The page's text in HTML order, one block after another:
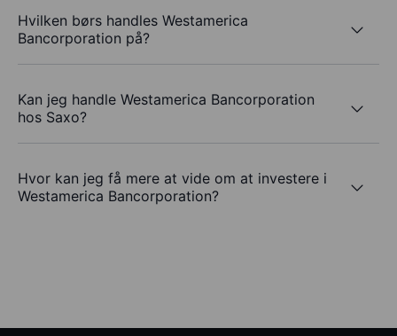
Hvilken børs handles Westamerica
Bancorporation på?
Kan jeg handle Westamerica Bancorporation
hos Saxo?
Hvor kan jeg få mere at vide om at investere i
Westamerica Bancorporation?